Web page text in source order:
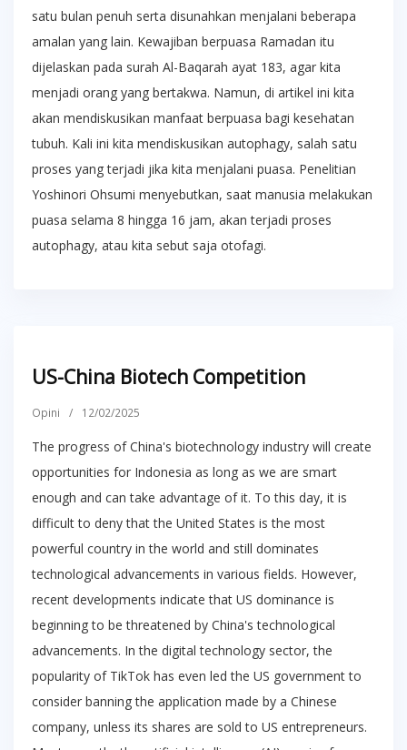
satu bulan penuh serta disunahkan menjalani beberapa
amalan yang lain. Kewajiban berpuasa Ramadan itu
dijelaskan pada surah Al-Baqarah ayat 183, agar kita
menjadi orang yang bertakwa. Namun, di artikel ini kita
akan mendiskusikan manfaat berpuasa bagi kesehatan
tubuh. Kali ini kita mendiskusikan autophagy, salah satu
proses yang terjadi jika kita menjalani puasa. Penelitian
Yoshinori Ohsumi menyebutkan, saat manusia melakukan
puasa selama 8 hingga 16 jam, akan terjadi proses
autophagy, atau kita sebut saja otofagi.
US-China Biotech Competition
Opini / 12/02/2025
The progress of China's biotechnology industry will create
opportunities for Indonesia as long as we are smart
enough and can take advantage of it. To this day, it is
difficult to deny that the United States is the most
powerful country in the world and still dominates
technological advancements in various fields. However,
recent developments indicate that US dominance is
beginning to be threatened by China's technological
advancements. In the digital technology sector, the
popularity of TikTok has even led the US government to
consider banning the application made by a Chinese
company, unless its shares are sold to US entrepreneurs.